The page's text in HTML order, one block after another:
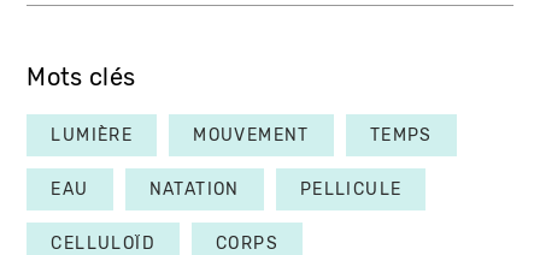
Mots clés
LUMIÈRE MOUVEMENT TEMPS
EAU NATATION PELLICULE
CELLULOÏD CORPS